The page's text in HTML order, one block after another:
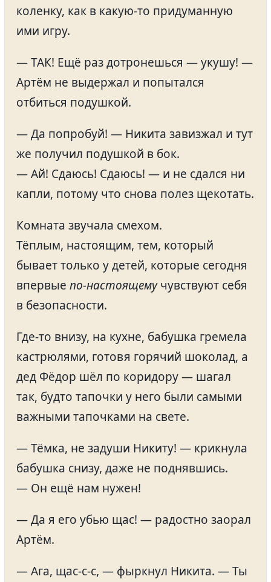
коленку, как в какую-то придуманную
ими игру.
— ТАК! Ещё раз дотронешься — укушу! —
Артём не выдержал и попытался
отбиться подушкой.
— Да попробуй! — Никита завизжал и тут
же получил подушкой в бок.
— Ай! Сдаюсь! Сдаюсь! — и не сдался ни
капли, потому что снова полез щекотать.
Комната звучала смехом.
Тёплым, настоящим, тем, который
бывает только у детей, которые сегодня
впервыепо-настоящемучувствуют себя
в безопасности.
Где-то внизу, на кухне, бабушка гремела
кастрюлями, готовя горячий шоколад, а
дед Фёдор шёл по коридору — шагал
так, будто тапочки у него были самыми
важными тапочками на свете.
— Тёмка, не задуши Никиту! — крикнула
бабушка снизу, даже не поднявшись.
— Он ещё нам нужен!
— Да я его убью щас! — радостно заорал
Артём.
— Ага, щас-с-с, — фыркнул Никита. — Ты